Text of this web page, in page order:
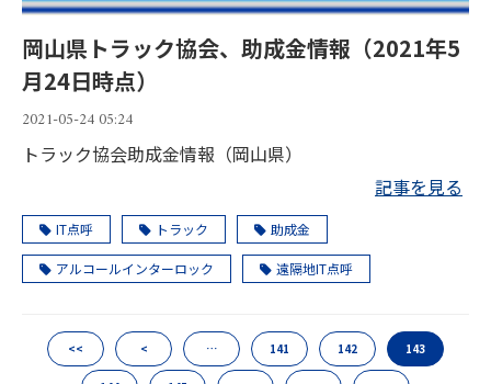
岡山県トラック協会、助成金情報（2021年5
月24日時点）
2021-05-24 05:24
トラック協会助成金情報（岡山県）
記事を見る
IT点呼 トラック 助成金
アルコールインターロック 遠隔地IT点呼
<< < … 141 142 143